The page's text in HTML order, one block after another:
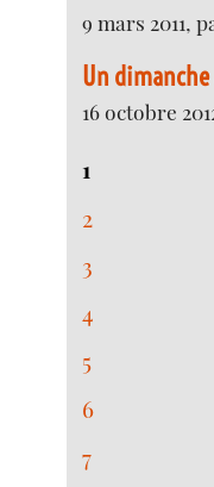
9 mars 2011,
Un
16 octobre
1
2
3
4
5
6
7